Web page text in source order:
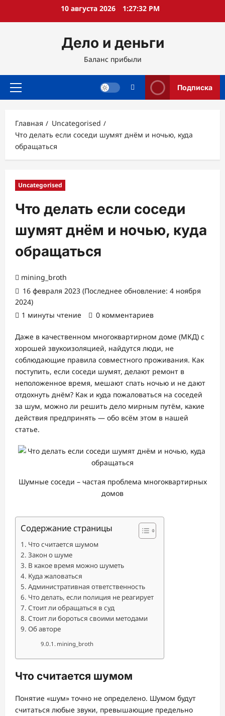
10 августа 2026 1:27:33 PM
Дело и деньги
Баланс прибыли
Основное
Подписка
Главная
Uncategorised
Что делать если соседи шумят днём и ночью, куда
обращаться
Uncategorised
Что делать если соседи
шумят днём и ночью, куда
обращаться
mining_broth
16 февраля 2023 (Последнее обновление: 4 ноября
2024)
1 минуты чтение
0 комментариев
Даже в качественном многоквартирном доме (МКД) с
хорошей звукоизоляцией, найдутся люди, не
соблюдающие правила совместного проживания. Как
поступить, если соседи шумят, делают ремонт в
неположенное время, мешают спать ночью и не дают
отдохнуть днём? Как и куда пожаловаться на соседей
за шум, можно ли решить дело мирным путём, какие
действия предпринять — обо всём этом в нашей
статье.
Шумные соседи – частая проблема многоквартирных
домов
Содержание страницы
Что считается шумом
Закон о шуме
В какое время можно шуметь
Куда жаловаться
Административная ответственность
Что делать, если полиция не реагирует
Стоит ли обращаться в суд
Стоит ли бороться своими методами
Об авторе
mining_broth
Что считается шумом
Понятие «шум» точно не определено. Шумом будут
считаться любые звуки, превышающие предельно